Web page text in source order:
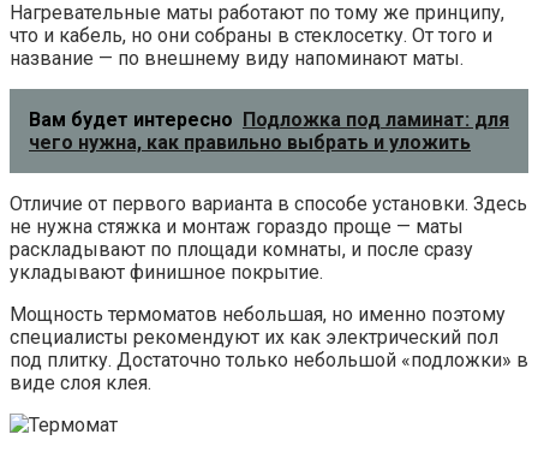
Нагревательные маты работают по тому же принципу,
что и кабель, но они собраны в стеклосетку. От того и
название — по внешнему виду напоминают маты.
Вам будет интересно
Подложка под ламинат: для
чего нужна, как правильно выбрать и уложить
Отличие от первого варианта в способе установки. Здесь
не нужна стяжка и монтаж гораздо проще — маты
раскладывают по площади комнаты, и после сразу
укладывают финишное покрытие.
Мощность термоматов небольшая, но именно поэтому
специалисты рекомендуют их как электрический пол
под плитку. Достаточно только небольшой «подложки» в
виде слоя клея.